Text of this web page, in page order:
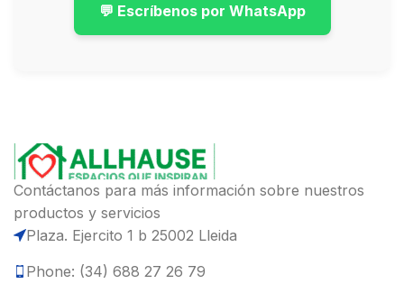
💬 Escríbenos por WhatsApp
Contáctanos para más información sobre nuestros
productos y servicios
Plaza. Ejercito 1 b 25002 Lleida
Phone: (34) 688 27 26 79